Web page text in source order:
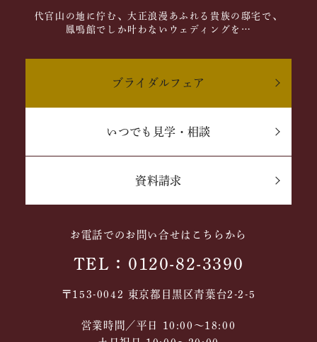
代官山の地に佇む、大正浪漫あふれる貴族の邸宅で、
鳳鳴館でしか叶わないウェディングを…
ブライダルフェア
いつでも見学・相談
資料請求
お電話でのお問い合せはこちらから
TEL：0120-82-3390
〒153-0042 東京都目黒区青葉台2-2-5
営業時間／平日 10:00～18:00